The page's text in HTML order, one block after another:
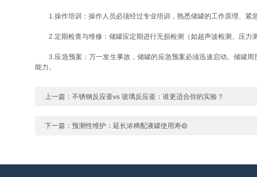
1.操作培训：操作人员必须经过专业培训，熟悉储罐的工作原理、紧
2.定期检查与维修：储罐应定期进行无损检测（如超声波检测、压力
3.应急预案：万一发生事故，储罐的应急预案必须迅速启动。储罐周
能力。
上一篇： 不锈钢反应釜vs 玻璃反应釜：谁更适合你的实验？
下一篇： 预测性维护：延长浓稀配液罐使用寿命